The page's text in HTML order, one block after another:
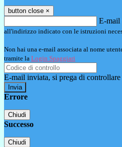
button close ×
E-mail
all'indirizzo indicato con le istruzioni
Non hai una e-mail associata al nome
tramite la Login Spaggiari
E-mail inviata, si prega di
Errore
Chiudi
Successo
Chiudi